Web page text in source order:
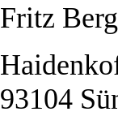
Fritz
93104